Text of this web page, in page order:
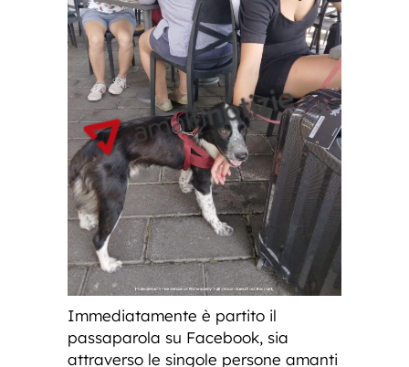
Immediatamente è partito il
passaparola su Facebook, sia
attraverso le singole persone amanti